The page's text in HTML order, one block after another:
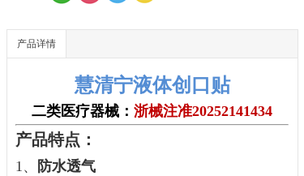
产品详情
慧清宁液体创口贴
二类医疗器械： 浙械注准20252141434
产品特点：
1、
防水透气